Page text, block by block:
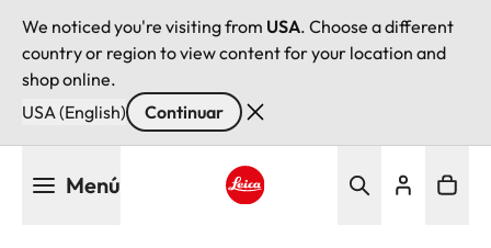
We noticed you're visiting from USA. Choose a different
country or region to view content for your location and
shop online.
USA (English)
Continuar
Menú